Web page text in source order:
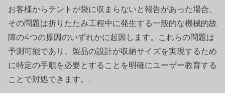
お客様からテントが袋に収まらないと報告があった場合、
その問題は折りたたみ工程中に発生する一般的な機械的故
障の4つの原因のいずれかに起因します。これらの問題は
予測可能であり、製品の設計が収納サイズを実現するため
に特定の手順を必要とすることを明確にユーザー教育する
ことで対処できます。.